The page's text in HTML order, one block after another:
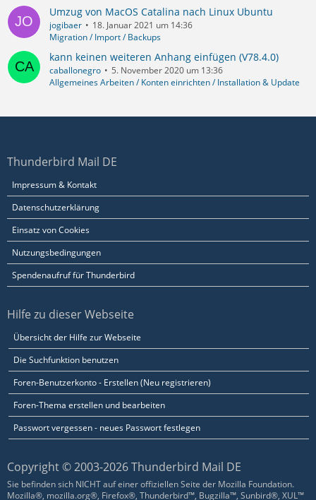
Umzug von MacOS Catalina nach Linux Ubuntu
jogibaer
18. Januar 2021 um 14:36
Migration / Import / Backups
kann keinen weiteren Anhang einfügen (V78.4.0)
caballonegro
5. November 2020 um 13:36
Allgemeines Arbeiten / Konten einrichten / Installation & Update
Thunderbird Mail DE
Impressum & Kontakt
Datenschutzerklärung
Einsatz von Cookies
Nutzungsbedingungen
Spendenaufruf für Thunderbird
Hilfe zu dieser Webseite
Übersicht der Hilfe zur Webseite
Die Suchfunktion benutzen
Foren-Benutzerkonto - Erstellen (Neu registrieren)
Foren-Thema erstellen und bearbeiten
Passwort vergessen - neues Passwort festlegen
Copyright © 2003-2026 Thunderbird Mail DE
Sie befinden sich NICHT auf einer offiziellen Seite der Mozilla Foundation.
Mozilla®, mozilla.org®, Firefox®, Thunderbird™, Bugzilla™, Sunbird®, XUL™